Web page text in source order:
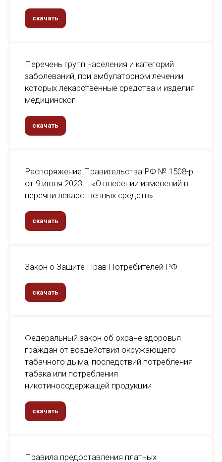
скачать
Перечень групп населения и категорий
заболеваний, при амбулаторном лечении
которых лекарственные средства и изделия
медицинског
скачать
Распоряжение Правительства РФ № 1508-р
от 9 июня 2023 г. «О внесении изменений в
перечни лекарственных средств»
скачать
Закон о Защите Прав Потребителей РФ
скачать
Федеральный закон об охране здоровья
граждан от воздействия окружающего
табачного дыма, последствий потребления
табака или потребления
никотиносодержащей продукции
скачать
Правила предоставления платных